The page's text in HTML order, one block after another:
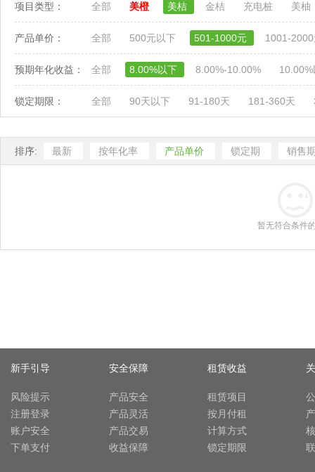
项目类型： 全部 美橙 美桔 金桔 充电桩 美柚
产品单价： 全部 500元以下 501-1000元 1001-
预期年化收益： 全部 8.00%以下 8.00%-10.00%
锁定期限： 全部 90天以下 91-180天 181-360天
排序: 最新 按年化率 产品单价 锁定期 销售
暂无符合条件
新手引导
风险提示
注册登录
账户安全
下单支付
安全保障
产品安全
产品灵活
产品交易
收益保障
租赁收益
租赁项目
按月付租
计算方式
锁定期限